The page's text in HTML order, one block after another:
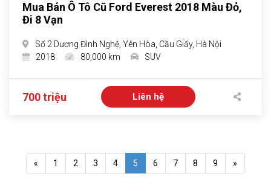
Mua Bán Ô Tô Cũ Ford Everest 2018 Màu Đỏ,
Đi 8 Vạn
Số 2 Dương Đình Nghệ, Yên Hòa, Cầu Giấy, Hà Nội
2018
80,000 km SUV
700 triệu Liên hệ
« 1 2 3 4 5 6 7 8 9 »